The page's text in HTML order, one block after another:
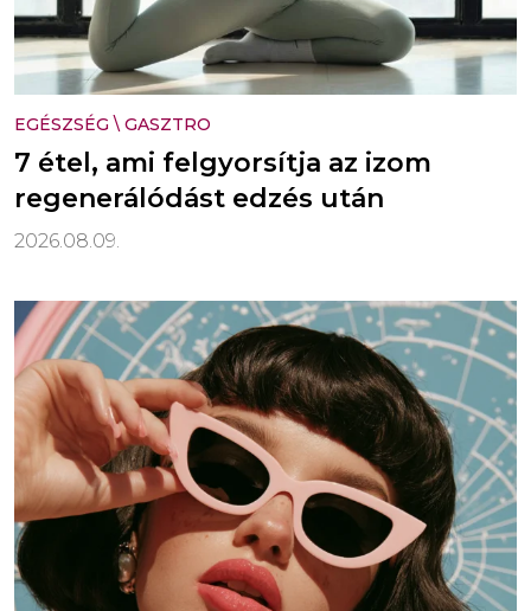
EGÉSZSÉG \ GASZTRO
7 étel, ami felgyorsítja az izom
regenerálódást edzés után
2026.08.09.